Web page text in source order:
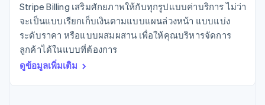
รวดเร็วขึ้น
ทำบัญชี
Sigma
รายงานที่
ออกแบบเอง
Data
Pipeline
บริษัท AI
แวดวงครีเอเตอร์
เกม
การบริการ การเดินทาง
สื่อและความบันเทิง
แหล่งข้อมูล
การเชื่อมต่อการทำงาน
บล็อกของนักพัฒนา
การติดต่อ
ติดต่อฝ่ายขาย
Stripe Billing เสริมศักยภาพให้กับทุกรูปแบบค่าบริการ ไม่ว่า
จะเป็นแบบเรียกเก็บเงินตามแบบแผนล่วงหน้า แบบแบ่ง
ระดับราคา หรือแบบผสมผสาน เพื่อให้คุณบริหารจัดการ
ลูกค้าได้ในแบบที่ต้องการ
ดูข้อมูลเพิ่มเติม